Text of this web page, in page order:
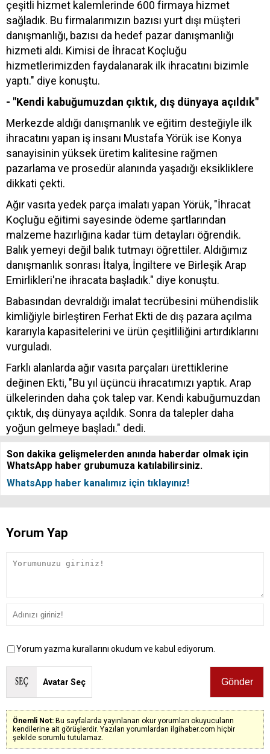
çeşitli hizmet kalemlerinde 600 firmaya hizmet
sağladık. Bu firmalarımızın bazısı yurt dışı müşteri
danışmanlığı, bazısı da hedef pazar danışmanlığı
hizmeti aldı. Kimisi de İhracat Koçluğu
hizmetlerimizden faydalanarak ilk ihracatını bizimle
yaptı." diye konuştu.
- "Kendi kabuğumuzdan çıktık, dış dünyaya açıldık"
Merkezde aldığı danışmanlık ve eğitim desteğiyle ilk
ihracatını yapan iş insanı Mustafa Yörük ise Konya
sanayisinin yüksek üretim kalitesine rağmen
pazarlama ve prosedür alanında yaşadığı eksikliklere
dikkati çekti.
Ağır vasıta yedek parça imalatı yapan Yörük, "İhracat
Koçluğu eğitimi sayesinde ödeme şartlarından
malzeme hazırlığına kadar tüm detayları öğrendik.
Balık yemeyi değil balık tutmayı öğrettiler. Aldığımız
danışmanlık sonrası İtalya, İngiltere ve Birleşik Arap
Emirlikleri'ne ihracata başladık." diye konuştu.
Babasından devraldığı imalat tecrübesini mühendislik
kimliğiyle birleştiren Ferhat Ekti de dış pazara açılma
kararıyla kapasitelerini ve ürün çeşitliliğini artırdıklarını
vurguladı.
Farklı alanlarda ağır vasıta parçaları ürettiklerine
değinen Ekti, "Bu yıl üçüncü ihracatımızı yaptık. Arap
ülkelerinden daha çok talep var. Kendi kabuğumuzdan
çıktık, dış dünyaya açıldık. Sonra da talepler daha
yoğun gelmeye başladı." dedi.
Son dakika gelişmelerden anında haberdar olmak için
WhatsApp haber grubumuza katılabilirsiniz.
WhatsApp haber kanalımız için tıklayınız!
Yorum Yap
Yorum yazma kurallarını okudum ve kabul ediyorum.
Avatar Seç
Önemli Not: Bu sayfalarda yayınlanan okur yorumları okuyucuların
kendilerine ait görüşlerdir. Yazılan yorumlardan ilgihaber.com hiçbir
şekilde sorumlu tutulamaz.